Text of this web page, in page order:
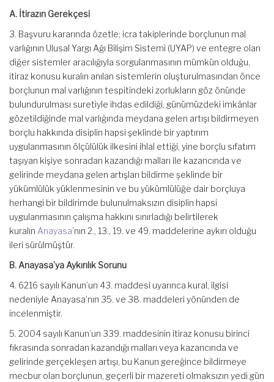
A. İtirazın Gerekçesi
3. Başvuru kararında özetle; icra takiplerinde borçlunun mal
varlığının Ulusal Yargı Ağı Bilişim Sistemi (UYAP) ve entegre olan
diğer sistemler aracılığıyla sorgulanmasının mümkün olduğu,
itiraz konusu kuralın anılan sistemlerin oluşturulmasından önce
borçlunun mal varlığının tespitindeki zorlukların göz önünde
bulundurulması suretiyle ihdas edildiği, günümüzdeki imkânlar
gözetildiğinde mal varlığında meydana gelen artışı bildirmeyen
borçlu hakkında disiplin hapsi şeklinde bir yaptırım
uygulanmasının ölçülülük ilkesini ihlal ettiği, yine borçlu sıfatım
taşıyan kişiye sonradan kazandığı malları ile kazancında ve
gelirinde meydana gelen artışları bildirme şeklinde bir
yükümlülük yüklenmesinin ve bu yükümlülüğe dair borçluya
herhangi bir bildirimde bulunulmaksızın disiplin hapsi
uygulanmasının çalışma hakkını sınırladığı belirtilerek
kuralın Anayasa’nın 2., 13., 19. ve 49. maddelerine aykırı olduğu
ileri sürülmüştür.
B. Anayasa’ya Aykırılık Sorunu
4. 6216 sayılı Kanun’un 43. maddesi uyarınca kural, ilgisi
nedeniyle Anayasa’nın 35. ve 38. maddeleri yönünden de
incelenmiştir.
5. 2004 sayılı Kanun’un 339. maddesinin itiraz konusu birinci
fıkrasında sonradan kazandığı malları veya kazancında ve
gelirinde gerçekleşen artışı, bu Kanun gereğince bildirmeye
mecbur olan borçlunun, geçerli bir mazereti olmaksızın yedi gün